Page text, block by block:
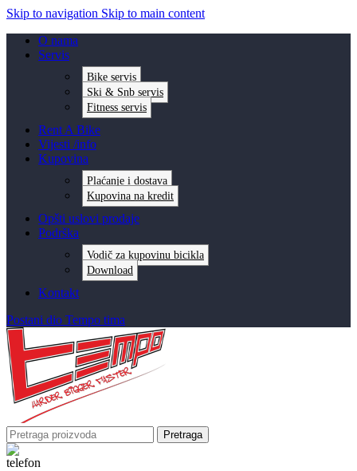
Skip to navigation Skip to main content
O nama
Servis
Bike servis
Ski & Snb servis
Fitness servis
Rent A Bike
Vijesti /info
Kupovina
Plaćanje i dostava
Kupovina na kredit
Opšti uslovi prodaje
Podrška
Vodič za kupovinu bicikla
Download
Kontakt
Postani dio Tempo tima
Pretraga